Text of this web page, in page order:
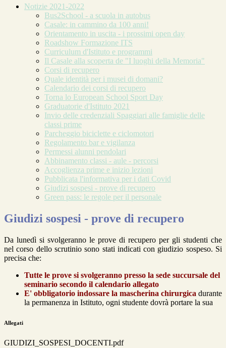
Notizie 2021-2022
Bus2School - a scuola in autobus
Casale: in cammino da 100 anni!
Orientamento in uscita - i prossimi open day
Roadshow Formazione ITS
Curriculum d'Istituto e programmi
Il Casale alla scoperta de "I luoghi della Memoria"
Corsi di recupero
Quale identità per i musei di domani?
Calendario dei corsi di recupero
Torna lo European School Sport Day
Graduatorie d'Istituto 2021
Invio delle credenziali Spaggiari alle famiglie delle
classi prime
Parcheggio biciclette e ciclomotori
Regolamento bar e vigilanza
Permessi alunni pendolari
Abbinamento classi - aule - percorsi
Accoglienza prime e inizio lezioni
Pubblicata l'informativa per i dati Covid
Giudizi sospesi - prove di recupero
Green pass: le regole per il personale
Giudizi sospesi - prove di recupero
Da lunedì si svolgeranno le prove di recupero per gli studenti che
nel corso dello scrutinio sono stati indicati con giudizio sospeso. Si
precisa che:
Tutte le prove si svolgeranno presso la sede succursale del
seminario secondo il calendario allegato
E' obbligatorio indossare la mascherina chirurgica durante
la permanenza in Istituto, ogni studente dovrà portare la sua
Allegati
GIUDIZI_SOSPESI_DOCENTI.pdf